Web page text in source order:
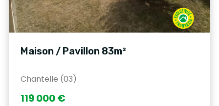
Maison / Pavillon 83m²
Chantelle (03)
119 000 €